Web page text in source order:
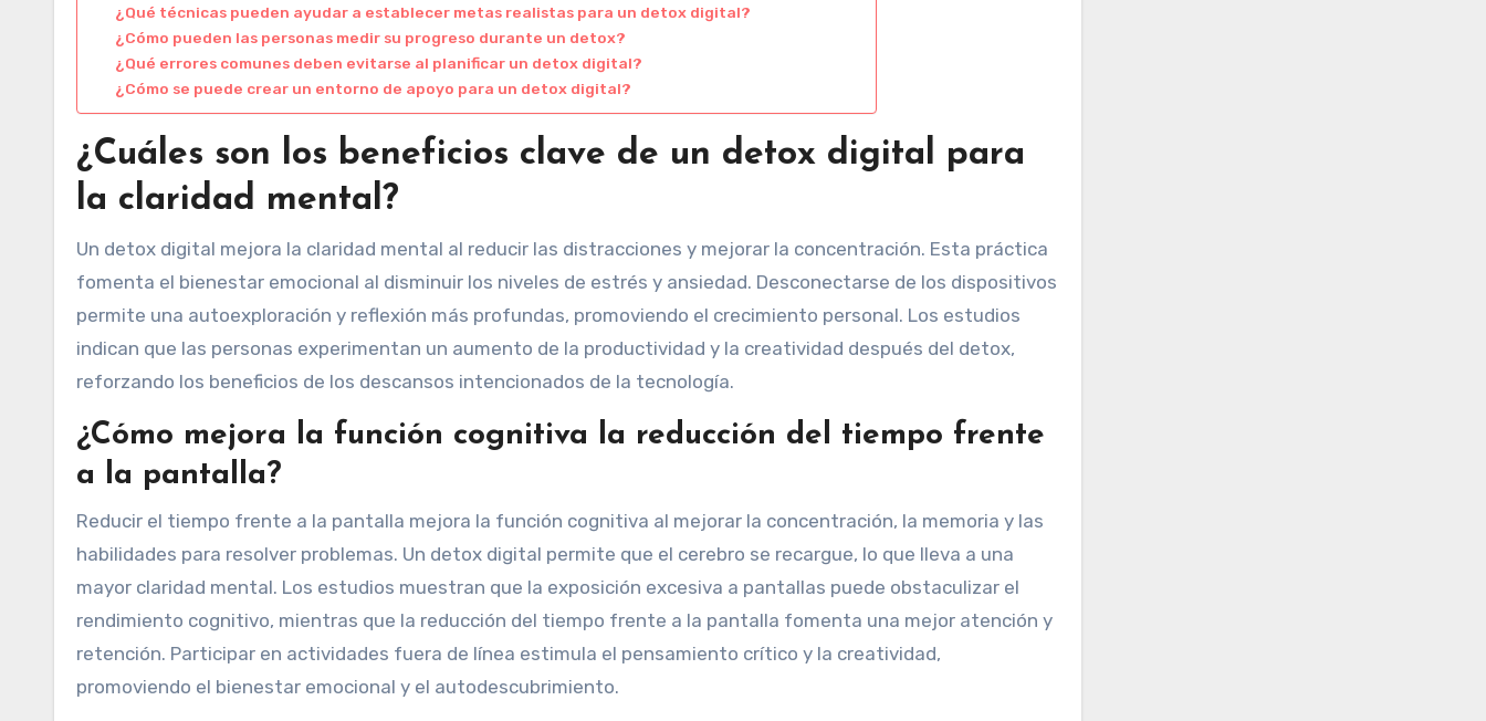
¿Qué técnicas pueden ayudar a establecer metas realistas para un detox digital?
¿Cómo pueden las personas medir su progreso durante un detox?
¿Qué errores comunes deben evitarse al planificar un detox digital?
¿Cómo se puede crear un entorno de apoyo para un detox digital?
¿Cuáles son los beneficios clave de un detox digital para
la claridad mental?
Un detox digital mejora la claridad mental al reducir las distracciones y mejorar la concentración. Esta práctica
fomenta el bienestar emocional al disminuir los niveles de estrés y ansiedad. Desconectarse de los dispositivos
permite una autoexploración y reflexión más profundas, promoviendo el crecimiento personal. Los estudios
indican que las personas experimentan un aumento de la productividad y la creatividad después del detox,
reforzando los beneficios de los descansos intencionados de la tecnología.
¿Cómo mejora la función cognitiva la reducción del tiempo frente
a la pantalla?
Reducir el tiempo frente a la pantalla mejora la función cognitiva al mejorar la concentración, la memoria y las
habilidades para resolver problemas. Un detox digital permite que el cerebro se recargue, lo que lleva a una
mayor claridad mental. Los estudios muestran que la exposición excesiva a pantallas puede obstaculizar el
rendimiento cognitivo, mientras que la reducción del tiempo frente a la pantalla fomenta una mejor atención y
retención. Participar en actividades fuera de línea estimula el pensamiento crítico y la creatividad,
promoviendo el bienestar emocional y el autodescubrimiento.